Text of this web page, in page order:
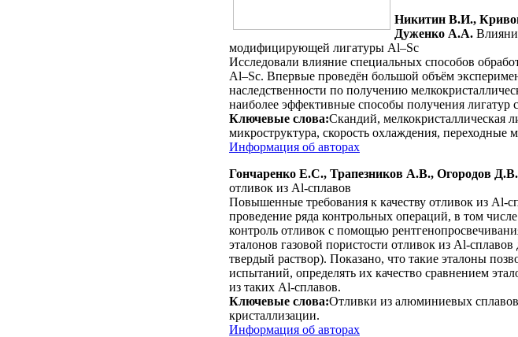
Никитин В.И.,
Дуженко А.А.
модифицирующей лигатуры Al–Sс
Исследовали влияние специальных способов
Al–Sc. Впервые проведён большой объём
наследственности по получению
наиболее эффективные способы получения
Ключевые слова:Скандий, мелкокристаллическая
микроструктура, скорость охлаждения, переходные
Информация об авторах
Гончаренко Е.С., Трапезников А.В., Огородов Д.В.
отливок из Al-сплавов
Повышенные требования к качеству отливок из
проведение ряда контрольных операций, в том
контроль отливок с помощью
эталонов газовой пористости отливок из Al-
твердый раствор). Показано, что такие эталоны
испытаний, определять их качество сравнением
из таких Al-сплавов.
Ключевые слова:Отливки из алюминиевых
кристаллизации.
Информация об авторах